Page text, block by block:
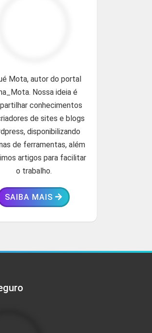
Mota, autor do portal
Nossa ideia é
conhecimentos
de sites e blogs
disponibilizando
de ferramentas, além
artigos para facilitar
o trabalho.
SAIBA MAIS